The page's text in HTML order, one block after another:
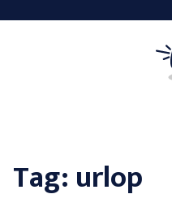
Tag: urlop